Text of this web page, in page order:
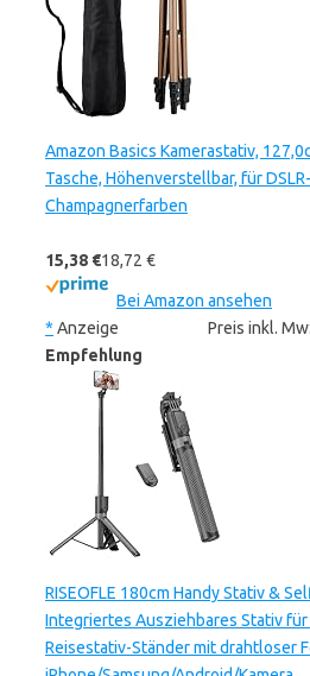
Amazon Basics Kamerastativ,
Tasche, Höhenverstellbar, für
Champagnerfarben
15,38 €18,72 €
Bei Amazon ansehen
* Anzeige
Preis inkl.
Empfehlung
RISEOFLE 180cm Handy Stativ &
Integriertes Ausziehbares Stativ
Reisestativ-Ständer mit drahtloser